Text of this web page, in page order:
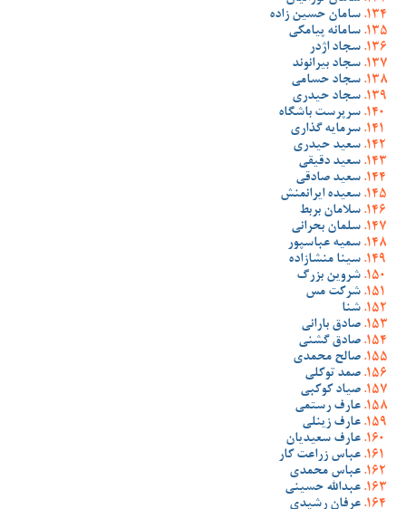
سامان حسین زاده
سامانه پیامکی
سجاد اژدر
سجاد بیرانوند
سجاد حسامی
سجاد حیدری
سرپرست باشگاه
سرمایه گذاری
سعید حیدری
سعید دقیقی
سعید صادقی
سعیده ایرانمنش
سلامان بربط
سلمان بحرانی
سمیه عباسپور
سینا منشازاده
شروین بزرگ
شرکت مس
شنا
صادق بارانی
صادق گشنی
صالح محمدی
صمد توکلی
صیاد کوکبی
عارف رستمی
عارف زینلی
عارف سعیدیان
عباس زراعت کار
عباس محمدی
عبدالله حسینی
عرفان رشیدی